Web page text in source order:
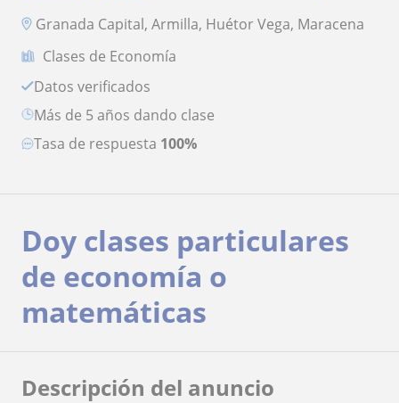
Granada Capital, Armilla, Huétor Vega, Maracena
Clases de Economía
Datos verificados
más de 5 años dando clase
Tasa de respuesta 100%
Doy clases particulares
de economía o
matemáticas
Descripción del anuncio